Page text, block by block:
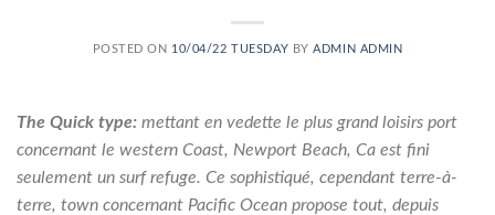
POSTED ON 10/04/22 TUESDAY BYADMIN ADMIN
The Quick type: mettant en vedette le plus grand loisirs port
concernant le western Coast, Newport Beach, Ca est fini
seulement un surf refuge. Ce sophistiqué, cependant terre-à-
terre, town concernant Pacific Ocean propose tout, depuis